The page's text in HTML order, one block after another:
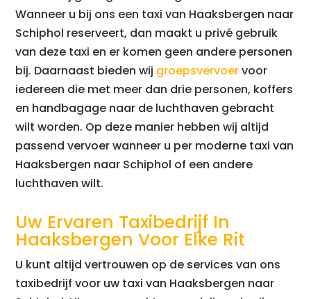
Wanneer u bij ons een taxi van Haaksbergen naar
Schiphol reserveert, dan maakt u privé gebruik
van deze taxi en er komen geen andere personen
bij. Daarnaast bieden wij groepsvervoervoor
iedereen die met meer dan drie personen, koffers
en handbagage naar de luchthaven gebracht
wilt worden. Op deze manier hebben wij altijd
passend vervoer wanneer u per moderne taxi van
Haaksbergen naar Schiphol of een andere
luchthaven wilt.
Uw Ervaren Taxibedrijf In
Haaksbergen Voor Elke Rit
U kunt altijd vertrouwen op de services van ons
taxibedrijf voor uw taxi van Haaksbergen naar